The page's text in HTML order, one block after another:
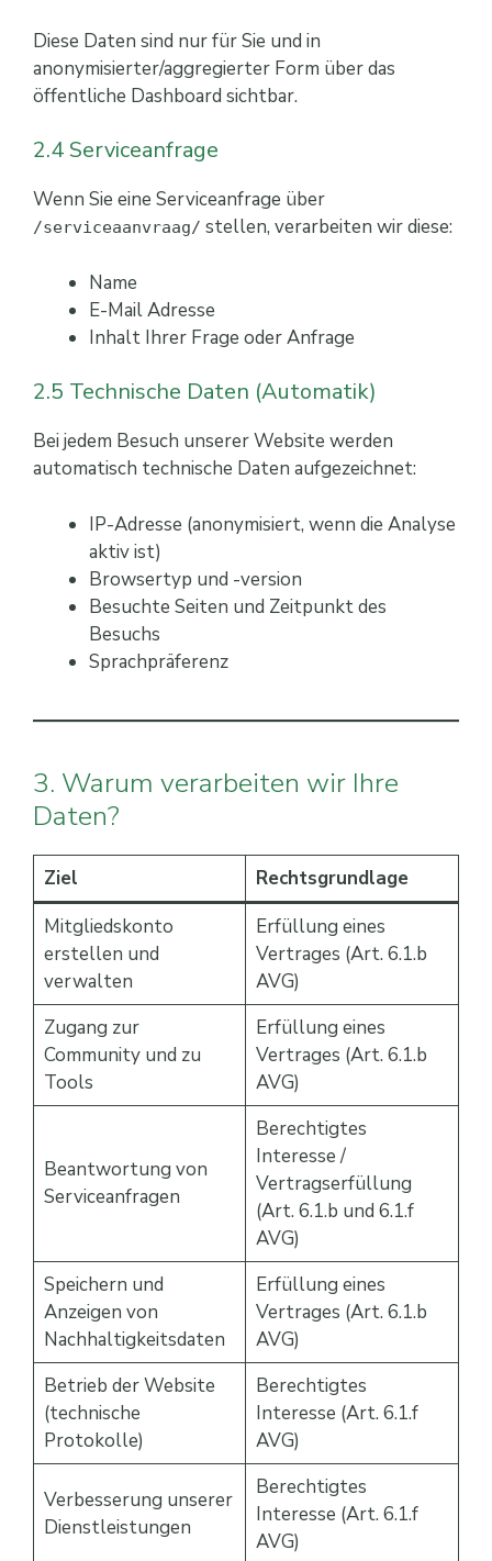
Diese Daten sind nur für Sie und in
anonymisierter/aggregierter Form über das
öffentliche Dashboard sichtbar.
2.4 Serviceanfrage
Wenn Sie eine Serviceanfrage über
/serviceaanvraag/ stellen, verarbeiten wir diese:
Name
E-Mail Adresse
Inhalt Ihrer Frage oder Anfrage
2.5 Technische Daten (Automatik)
Bei jedem Besuch unserer Website werden
automatisch technische Daten aufgezeichnet:
IP-Adresse (anonymisiert, wenn die Analyse
aktiv ist)
Browsertyp und -version
Besuchte Seiten und Zeitpunkt des
Besuchs
Sprachpräferenz
3. Warum verarbeiten wir Ihre
Daten?
Ziel
Rechtsgrundlage
Mitgliedskonto
erstellen und
verwalten
Erfüllung eines
Vertrages (Art. 6.1.b
AVG)
Zugang zur
Community und zu
Tools
Erfüllung eines
Vertrages (Art. 6.1.b
AVG)
Beantwortung von
Serviceanfragen
Berechtigtes
Interesse /
Vertragserfüllung
(Art. 6.1.b und 6.1.f
AVG)
Speichern und
Anzeigen von
Nachhaltigkeitsdaten
Erfüllung eines
Vertrages (Art. 6.1.b
AVG)
Betrieb der Website
(technische
Protokolle)
Berechtigtes
Interesse (Art. 6.1.f
AVG)
Verbesserung unserer
Dienstleistungen
Berechtigtes
Interesse (Art. 6.1.f
AVG)